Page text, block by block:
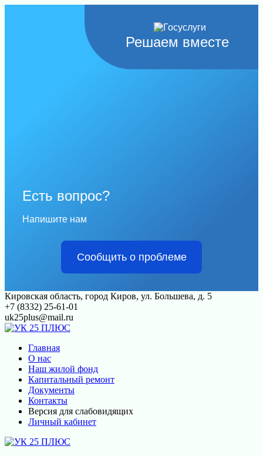
Решаем вместе
Есть вопрос?
Напишите нам
Сообщить о проблеме
Перейти
к
контенту
Кировская область, город Киров, ул. Большева, д. 5
+7 (8332) 25-61-01
uk25plus@mail.ru
Главная
О нас
Наш жилой фонд
Капитальный ремонт
Документы
Контакты
Версия для слабовидящих
Личный кабинет